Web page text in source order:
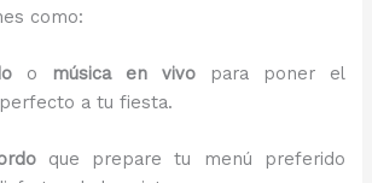
como:
o música en vivopara poner el
a tu fiesta.
que prepare tu menú preferido